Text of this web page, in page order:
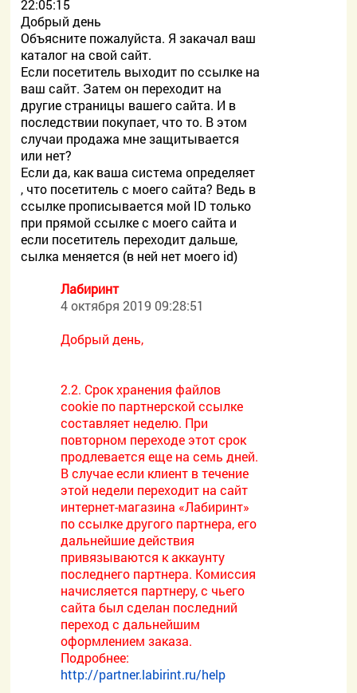
22:05:15
Добрый день
Объясните пожалуйста. Я закачал ваш
каталог на свой сайт.
Если посетитель выходит по ссылке на
ваш сайт. Затем он переходит на
другие страницы вашего сайта. И в
последствии покупает, что то. В этом
случаи продажа мне защитывается
или нет?
Если да, как ваша система определяет
, что посетитель с моего сайта? Ведь в
ссылке прописывается мой ID только
при прямой ссылке с моего сайта и
если посетитель переходит дальше,
сылка меняется (в ней нет моего id)
Лабиринт
4 октября 2019 09:28:51
Добрый день,
2.2. Срок хранения файлов
cookie по партнерской ссылке
составляет неделю. При
повторном переходе этот срок
продлевается еще на семь дней.
В случае если клиент в течение
этой недели переходит на сайт
интернет-магазина «Лабиринт»
по ссылке другого партнера, его
дальнейшие действия
привязываются к аккаунту
последнего партнера. Комиссия
начисляется партнеру, с чьего
сайта был сделан последний
переход с дальнейшим
оформлением заказа.
Подробнее:
http://partner.labirint.ru/help